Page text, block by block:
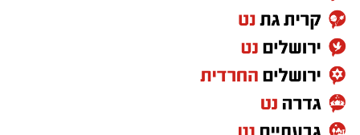
הציבורי הופך מקוטב יותר ויותר.
במקביל, כמעט מדי יום מתפרסמת הודעה נוספת
על לוחם שנהרג או נפצע, על משפחה שנכנסת
למעגל השכול ועל צעירים שעוזבים את הבית כדי
להגן על כולנו.